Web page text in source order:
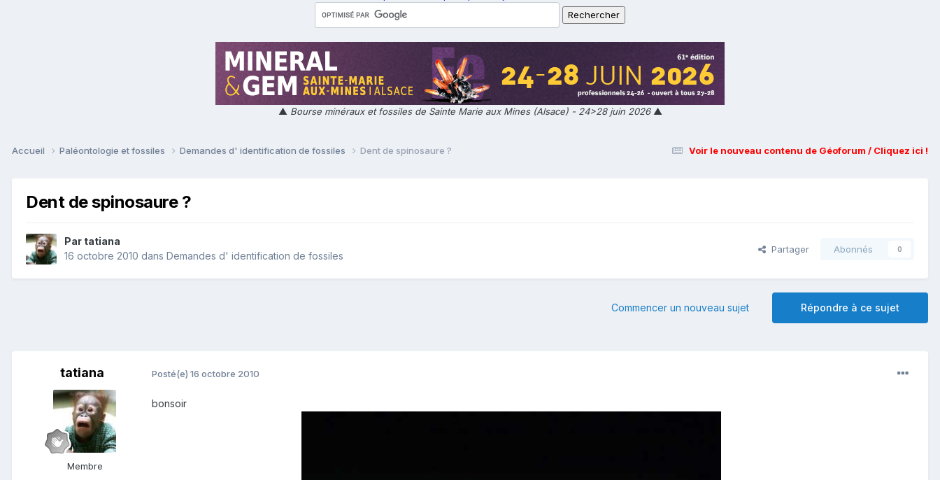
▲ Bourse minéraux et fossiles de Sainte Marie aux Mines (Alsace) - 24>28 juin 2026▲
Voir le nouveau contenu de Géoforum / Cliquez ici !
Accueil Paléontologie et fossiles Demandes d' identification de fossiles Dent de spinosaure ?
Dent de spinosaure ?
Par tatiana
16 octobre 2010 dans Demandes d' identification de fossiles
Partager Abonnés 0
Répondre à ce sujet
Commencer un nouveau sujet
tatiana
Membre
Posté(e) 16 octobre 2010
bonsoir